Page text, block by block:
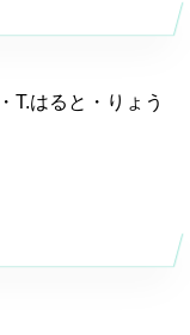
T.はると・りょう